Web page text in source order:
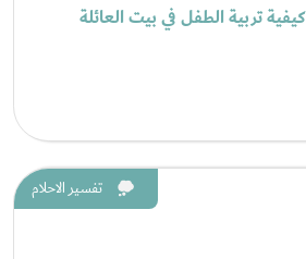
كيفية تربية الطفل في بيت العائلة
تفسير الاحلام